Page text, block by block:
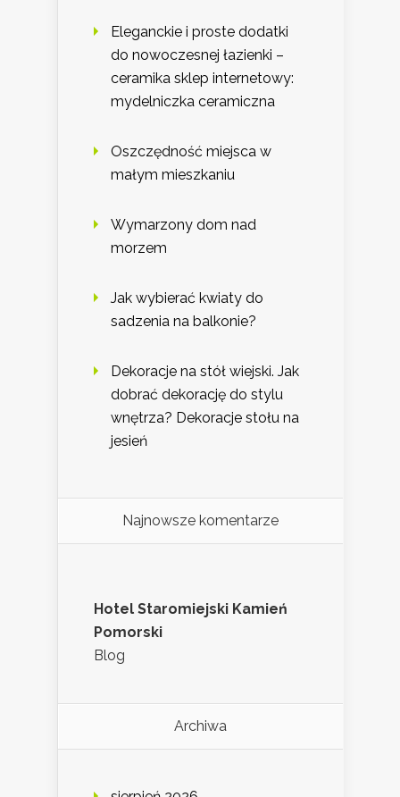
Eleganckie i proste dodatki
do nowoczesnej łazienki –
ceramika sklep internetowy:
mydelniczka ceramiczna
Oszczędność miejsca w
małym mieszkaniu
Wymarzony dom nad
morzem
Jak wybierać kwiaty do
sadzenia na balkonie?
Dekoracje na stół wiejski. Jak
dobrać dekorację do stylu
wnętrza? Dekoracje stołu na
jesień
Najnowsze komentarze
Hotel Staromiejski Kamień
Pomorski
Blog
Archiwa